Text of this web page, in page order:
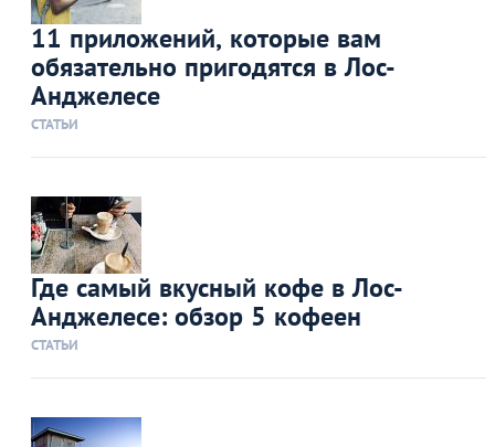
11 приложений, которые вам
обязательно пригодятся в Лос-
Анджелесе
СТАТЬИ
Где самый вкусный кофе в Лос-
Анджелесе: обзор 5 кофеен
СТАТЬИ